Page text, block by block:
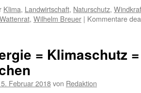
Klima, Landwirtschaft, Naturschutz,
Wattenrat, Wilhelm Breuer | Kommentare
= Klimaschutz
Februar 2018von Redaktion